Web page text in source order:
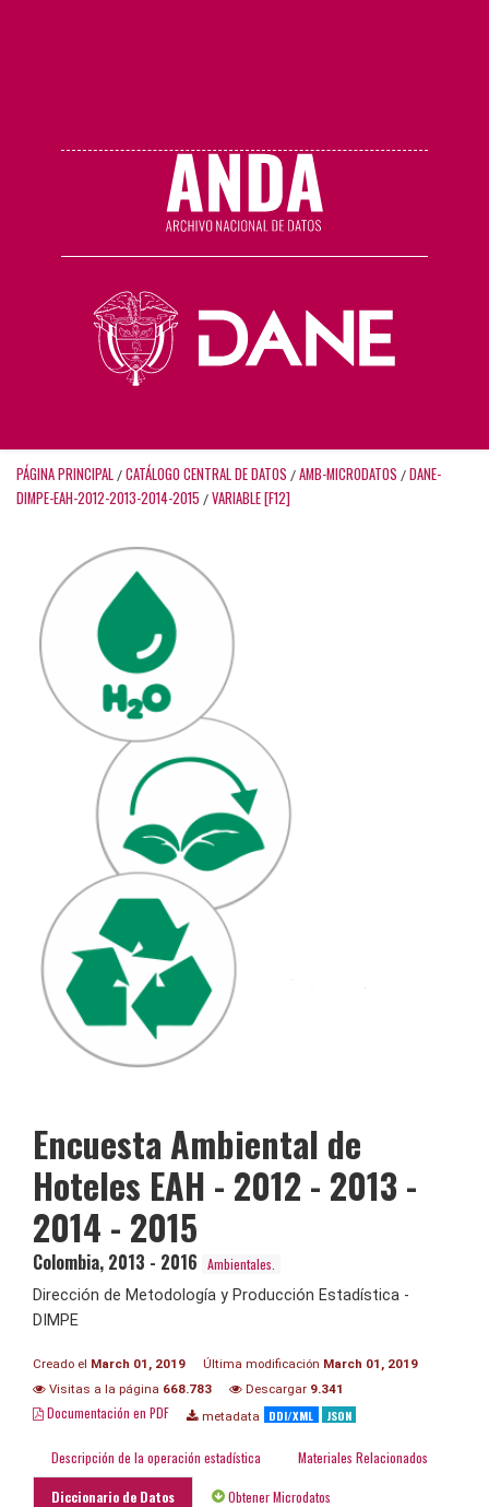
PÁGINA PRINCIPAL / CATÁLOGO CENTRAL DE DATOS / AMB-MICRODATOS / DANE-
DIMPE-EAH-2012-2013-2014-2015 / VARIABLE [F12]
Encuesta Ambiental de
Hoteles EAH - 2012 - 2013 -
2014 - 2015
Colombia, 2013 - 2016 Ambientales.
Dirección de Metodología y Producción Estadística -
DIMPE
Creado el March 01, 2019 Última modificación March 01, 2019
Visitas a la página 668.783 Descargar 9.341
Documentación en PDF metadata DDI/XML JSON
Descripción de la operación estadística Materiales Relacionados
Diccionario de Datos Obtener Microdatos